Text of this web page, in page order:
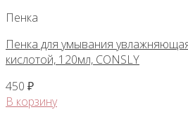
Пенка
Пенка для умывания
кислотой, 120мл, CONSLY
450 ₽
В корзину